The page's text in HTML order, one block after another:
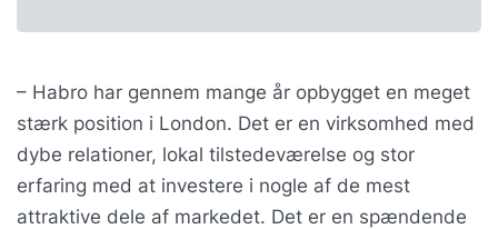
– Habro har gennem mange år opbygget en meget
stærk position i London. Det er en virksomhed med
dybe relationer, lokal tilstedeværelse og stor
erfaring med at investere i nogle af de mest
attraktive dele af markedet. Det er en spændende